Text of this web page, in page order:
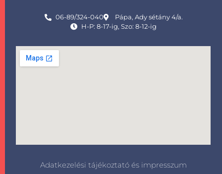
06-89/324-040
Pápa, Ady sétány 4/a.
H-P: 8-17-ig, Szo: 8-12-ig
Adatkezelési tájékoztató és impresszum